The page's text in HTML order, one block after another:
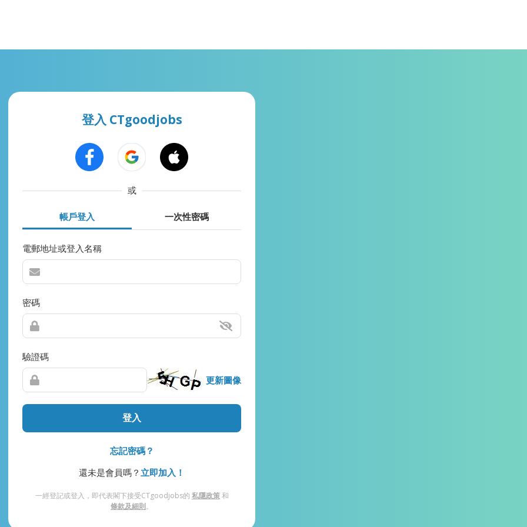
登入 CTgoodjobs
或
帳戶登入 一次性密碼
電郵地址或登入名稱
密碼
驗證碼
更新圖像
登入
忘記密碼？
還未是會員嗎？ 立即加入！
一經登記或登入，即代表閣下接受CTgoodjobs的 私隱政策和
條款及細則。